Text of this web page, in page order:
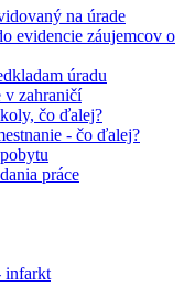
na úrade
evidencie záujemcov o
úradu
v zahraničí
čo ďalej?
- čo ďalej?
práce
infarkt